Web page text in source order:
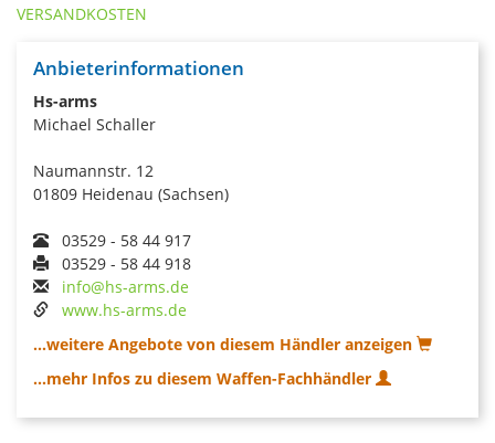
VERSANDKOSTEN
Anbieterinformationen
Hs-arms
Michael Schaller
Naumannstr. 12
01809 Heidenau (Sachsen)
03529 - 58 44 917
03529 - 58 44 918
info@hs-arms.de
www.hs-arms.de
...weitere Angebote von diesem Händler anzeigen
...mehr Infos zu diesem Waffen-Fachhändler